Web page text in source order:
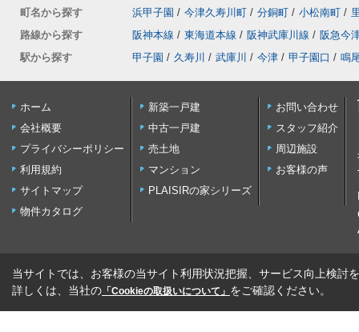
町名から探す
浜甲子園 / 今津久寿川町 / 分銅町 / 小松南町 /
路線から探す
阪神本線 / 東海道本線 / 阪神武庫川線 / 阪急今
駅から探す
甲子園 / 久寿川 / 武庫川 / 今津 / 甲子園口 / 鳴
ホーム
会社概要
プライバシーポリシー
利用規約
サイトマップ
物件カタログ
新築一戸建
中古一戸建
売土地
マンション
PLAISIRの家シリーズ
お問い合わせ
スタッフ紹介
周辺施設
お客様の声
当サイトでは、お客様の当サイト利用状況把握、サービス向上検討
詳しくは、当社の 「Cookieの取扱いについて」 をご確認ください。